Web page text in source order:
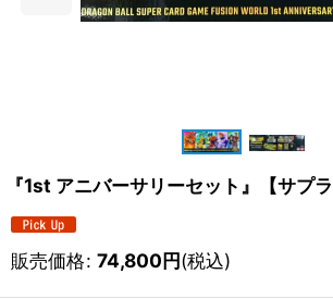
『1st アニバーサリーセット』【サプ
販売価格: 74,800円(税込)